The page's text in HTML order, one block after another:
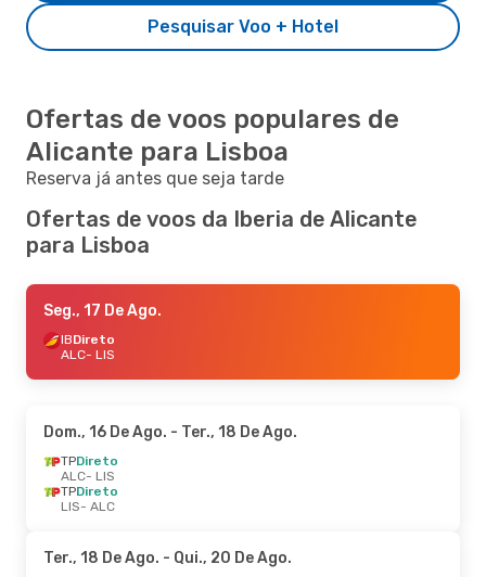
Pesquisar Voo + Hotel
Ofertas de voos populares de
Alicante para Lisboa
Reserva já antes que seja tarde
Ofertas de voos da Iberia de Alicante
para Lisboa
Seg., 17 De Ago.
IBDireto
ALC- LIS
Dom., 16 De Ago. - Ter., 18 De Ago.
TPDireto
ALC- LIS
TPDireto
LIS- ALC
Ter., 18 De Ago. - Qui., 20 De Ago.